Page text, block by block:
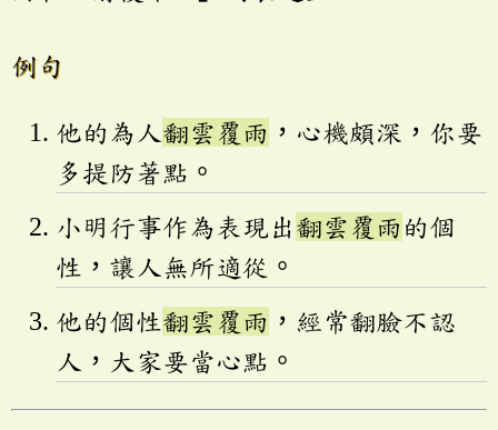
例句
他的為人翻雲覆雨 ，心機頗深，你要
多提防著點。
小明行事作為表現出翻雲覆雨 的個
性，讓人無所適從。
他的個性翻雲覆雨 ，經常翻臉不認
人，大家要當心點。